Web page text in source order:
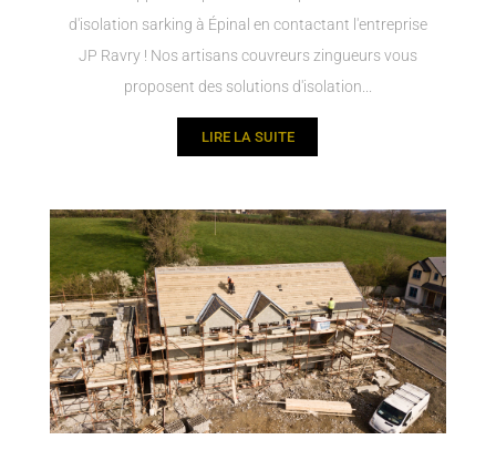
d'isolation sarking à Épinal en contactant l'entreprise
JP Ravry ! Nos artisans couvreurs zingueurs vous
proposent des solutions d'isolation...
LIRE LA SUITE